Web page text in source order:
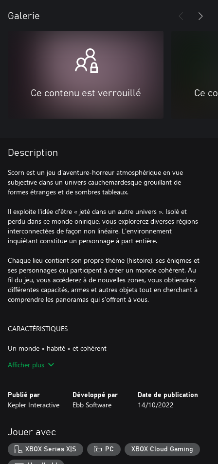
Galerie
Ce contenu est verrouillé Ce
Description
Scorn est un jeu d'aventure-horreur atmosphérique en vue
subjective dans un univers cauchemardesque grouillant de
formes étranges et de sombres tableaux.
Il exploite l'idée d'être « jeté dans un autre univers ». Isolé et
perdu dans ce monde onirique, vous explorerez diverses régions
interconnectées de façon non linéaire. L'environnement
inquiétant constitue un personnage à part entière.
Chaque lieu contient son propre thème (histoire), ses énigmes et
ses personnages qui participent à créer un monde cohérent. Au
fil du jeu, vous accéderez à de nouvelles zones, vous obtiendrez
différentes capacités, armes et autres objets tout en cherchant à
comprendre les panoramas qui s'offrent à vous.
CARACTÉRISTIQUES
Un monde « habité » et cohérent
interconnectées. Chacune constitue un dédale de salles et de
organique et sinistre dans lequel vous vous trouvez. Pour autant,
ouvrez l'œil : le jeu ne vous prend pas par la main et vous
malsains.
Une conscience corporelle totale
Le jeu vous donne conscience de votre corps et de vos
Afficher plus
Publié par
Kepler Interactive
Développé par
Ebb Software
Date de publication
14/10/2022
Jouer avec
XBOX Series X|S PC XBOX Cloud Gaming